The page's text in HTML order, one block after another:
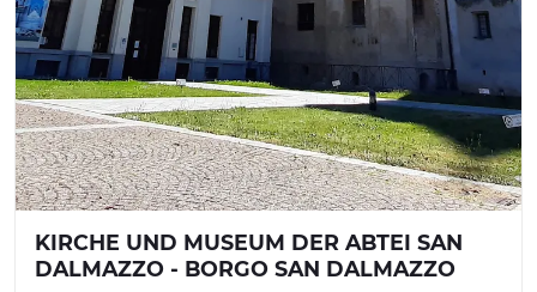
KIRCHE UND MUSEUM DER ABTEI SAN
DALMAZZO - BORGO SAN DALMAZZO